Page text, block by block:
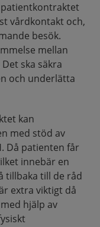
patientkontraktet
vårdkontakt och,
besök.
mellan
ska säkra
och underlätta
kan
med stöd av
Då patienten får
innebär en
tillbaka till de råd
extra viktigt då
hjälp av